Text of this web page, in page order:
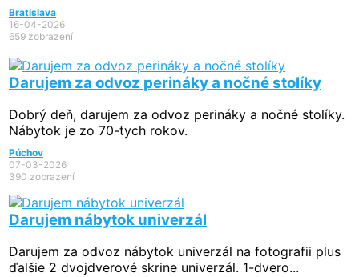
Bratislava
16-04-2026
659 zobrazení
Darujem za odvoz perináky a nočné stolíky
Dobrý deň, darujem za odvoz perináky a nočné stolíky.
Nábytok je zo 70-tych rokov.
Púchov
07-03-2026
390 zobrazení
Darujem nábytok univerzál
Darujem za odvoz nábytok univerzál na fotografii plus
ďalšie 2 dvojdverové skrine univerzál. 1-dvero...